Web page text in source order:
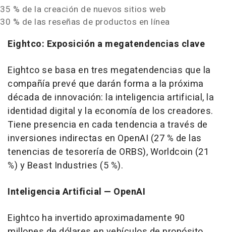
35 % de la creación de nuevos sitios web
30 % de las reseñas de productos en línea
Eightco: Exposición a megatendencias clave
Eightco se basa en tres megatendencias que la
compañía prevé que darán forma a la próxima
década de innovación: la inteligencia artificial, la
identidad digital y la economía de los creadores.
Tiene presencia en cada tendencia a través de
inversiones indirectas en OpenAI (27 % de las
tenencias de tesorería de ORBS), Worldcoin (21
%) y Beast Industries (5 %).
Inteligencia Artificial — OpenAI
Eightco ha invertido aproximadamente 90